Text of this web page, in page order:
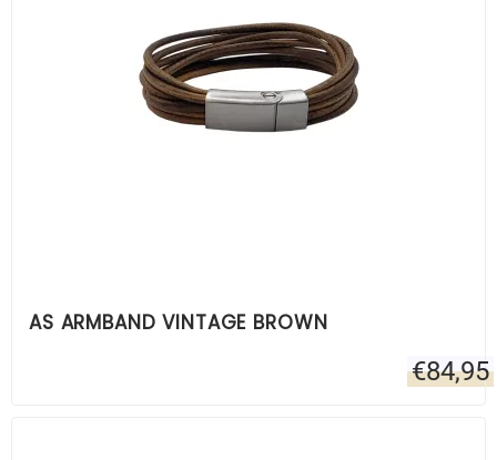
AS ARMBAND VINTAGE BROWN
€84,95